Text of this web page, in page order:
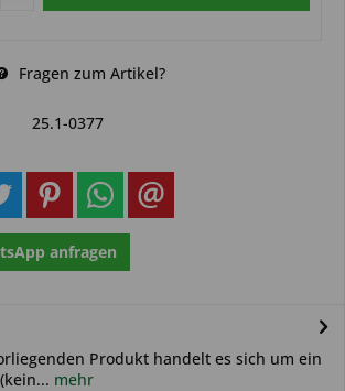
Fragen zum Artikel?
25.1-0377
anfragen
Produkt handelt es sich um ein
mehr